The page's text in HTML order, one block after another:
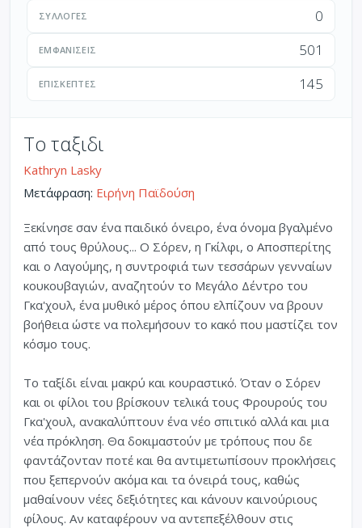
ΣΥΛΛΟΓΈΣ 0
ΕΜΦΑΝΊΣΕΙΣ 501
ΕΠΙΣΚΈΠΤΕΣ 145
Το ταξιδι
Kathryn Lasky
Μετάφραση: Ειρήνη Παϊδούση
Ξεκίνησε σαν ένα παιδικό όνειρο, ένα όνομα βγαλμένο
από τους θρύλους... Ο Σόρεν, η Γκίλφι, ο Αποσπερίτης
και ο Λαγούμης, η συντροφιά των τεσσάρων γενναίων
κουκουβαγιών, αναζητούν το Μεγάλο Δέντρο του
Γκα'χουλ, ένα μυθικό μέρος όπου ελπίζουν να βρουν
βοήθεια ώστε να πολεμήσουν το κακό που μαστίζει τον
κόσμο τους.
Το ταξίδι είναι μακρύ και κουραστικό. Όταν ο Σόρεν
και οι φίλοι του βρίσκουν τελικά τους Φρουρούς του
Γκα'χουλ, ανακαλύπτουν ένα νέο σπιτικό αλλά και μια
νέα πρόκληση. Θα δοκιμαστούν με τρόπους που δε
φαντάζονταν ποτέ και θα αντιμετωπίσουν προκλήσεις
που ξεπερνούν ακόμα και τα όνειρά τους, καθώς
μαθαίνουν νέες δεξιότητες και κάνουν καινούριους
φίλους. Αν καταφέρουν να αντεπεξέλθουν στις